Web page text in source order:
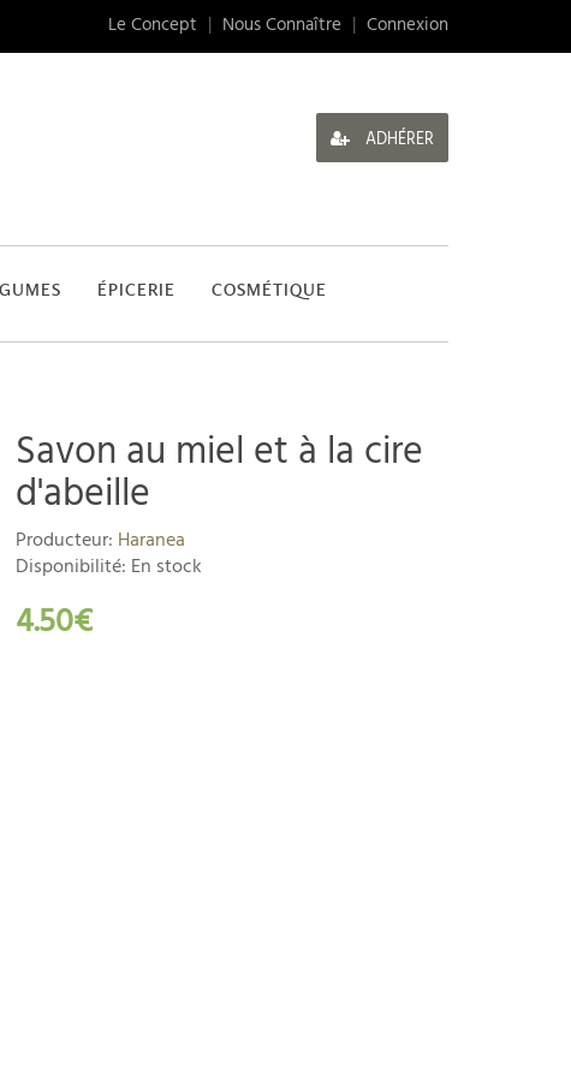
Le Concept Nous Connaître Connexion
ADHÉRER
ÉPICERIE COSMÉTIQUE
Savon au miel et à la cire
d'abeille
Producteur: Haranea
Disponibilité: En stock
4.50€